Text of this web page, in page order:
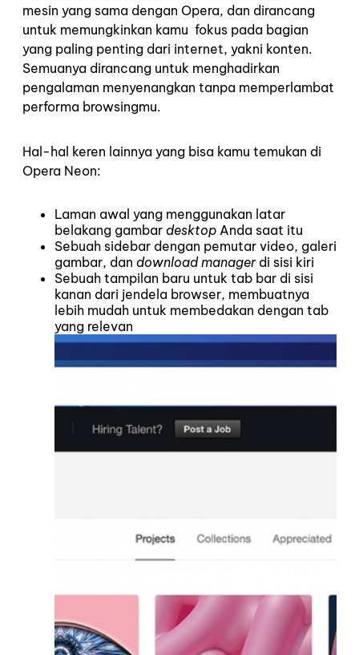
mesin yang sama dengan Opera, dan dirancang
untuk memungkinkan kamu fokus pada bagian
yang paling penting dari internet, yakni konten.
Semuanya dirancang untuk menghadirkan
pengalaman menyenangkan tanpa memperlambat
performa browsingmu.
Hal-hal keren lainnya yang bisa kamu temukan di
Opera Neon:
Laman awal yang menggunakan latar
belakang gambar desktop Anda saat itu
Sebuah sidebar dengan pemutar video, galeri
gambar, dan download managerdi sisi kiri
Sebuah tampilan baru untuk tab bar di sisi
kanan dari jendela browser, membuatnya
lebih mudah untuk membedakan dengan tab
yang relevan